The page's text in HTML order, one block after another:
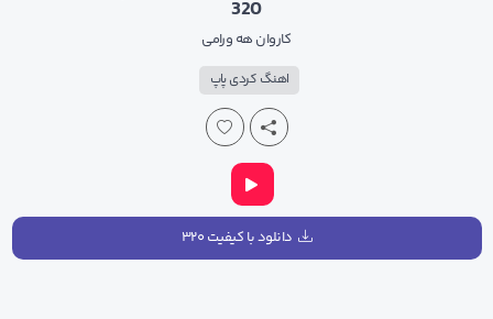
320
کاروان هه ورامی
اهنگ کردی پاپ
دانلود با کیفیت ۳۲۰